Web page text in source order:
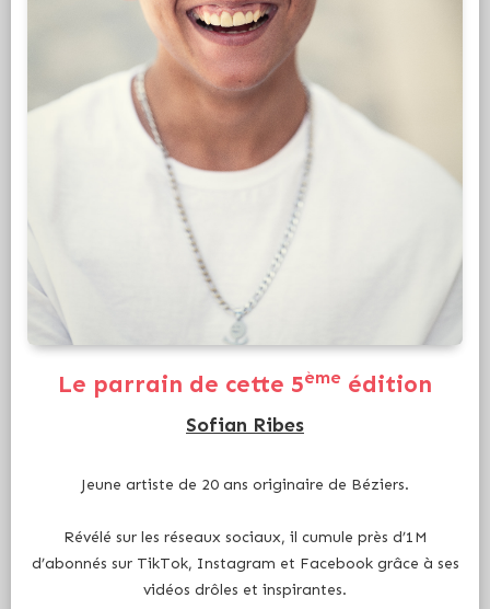
Le parrain de cette 5ème édition
Sofian Ribes
Jeune artiste de 20 ans originaire de Béziers.
Révélé sur les réseaux sociaux, il cumule près d’1M
d’abonnés sur TikTok, Instagram et Facebook grâce à ses
vidéos drôles et inspirantes.